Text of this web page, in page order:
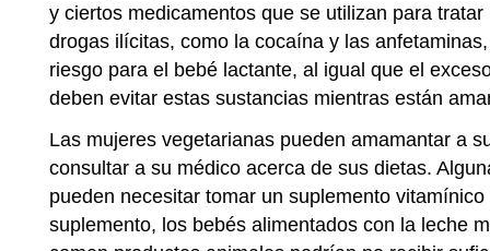
y ciertos medicamentos que se utilizan para
drogas ilícitas, como la cocaína y las
riesgo para el bebé lactante, al igual que el
deben evitar estas sustancias mientras están
Las mujeres vegetarianas pueden amamantar a
consultar a su médico acerca de sus dietas.
pueden necesitar tomar un suplemento
suplemento, los bebés alimentados con la leche